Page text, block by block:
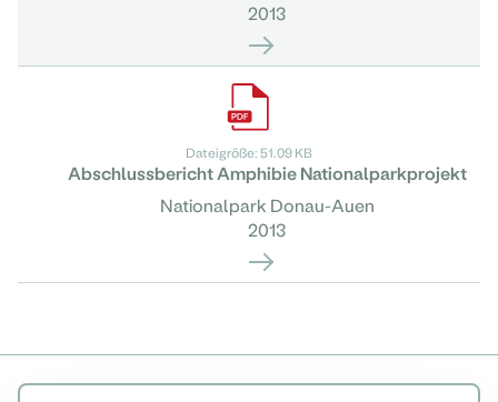
2013
Dateigröße: 51.09 KB
Abschlussbericht Amphibie Nationalparkprojekt
Nationalpark Donau-Auen
2013